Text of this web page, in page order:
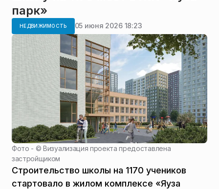
парк»
НЕДВИЖИМОСТЬ 05 июня 2026 18:23
Фото - ©Визуализация проекта предоставлена
застройщиком
Строительство школы на 1170 учеников
стартовало в жилом комплексе «Яуза